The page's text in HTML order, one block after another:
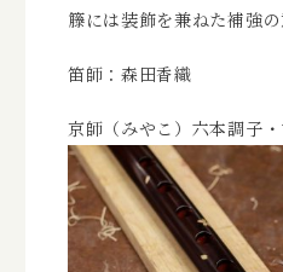
オンライ
籐には装飾を兼ねた補強の
笛師：森田香織
京師（みやこ）六本調子